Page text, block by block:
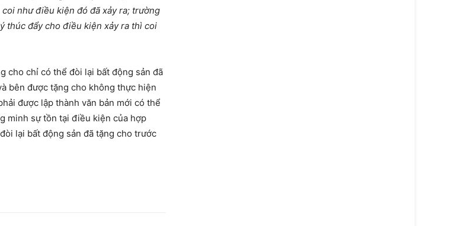
như điều kiện đó đã xảy ra; trường
thúc đẩy cho điều kiện xảy ra thì coi
cho chỉ có thể đòi lại bất động sản đã
bên được tặng cho không thực hiện
được lập thành văn bản mới có thể
minh sự tồn tại điều kiện của hợp
lại bất động sản đã tặng cho trước